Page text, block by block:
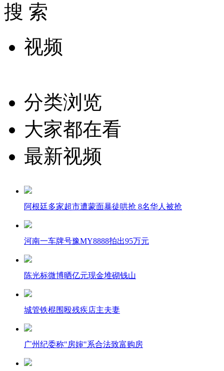
搜 索
视频
分类浏览
大家都在看
最新视频
阿根廷多家超市遭蒙面暴徒哄抢 8名华人被抢
河南一车牌号豫MY8888拍出95万元
陈光标微博晒亿元现金堆砌钱山
城管铁棍围殴残疾店主夫妻
广州纪委称"房婶"系合法致富购房